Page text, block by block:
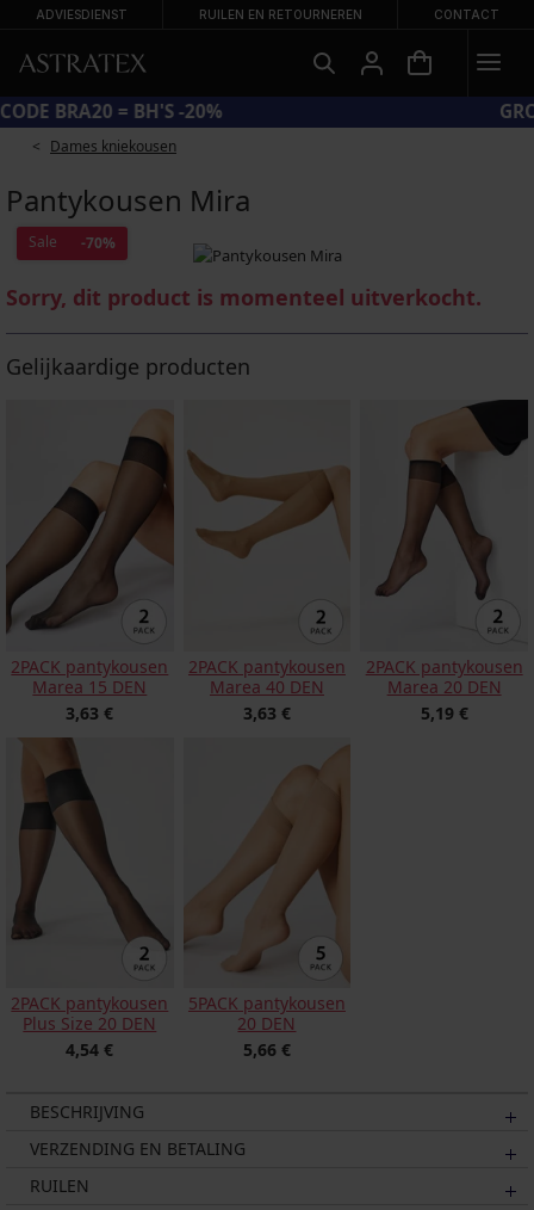
ADVIESDIENST RUILEN EN RETOURNEREN CONTACT
CODE BRA20 = BH'S -20%
Dames kniekousen
Pantykousen Mira
Sale -70%
Sorry, dit product is momenteel uitverkocht.
Gelijkaardige producten
2PACK pantykousen
Marea 15 DEN
3,63 €
2PACK pantykousen
Marea 40 DEN
3,63 €
2PACK pantykousen
Marea 20 DEN
5,19 €
2PACK pantykousen
Plus Size 20 DEN
4,54 €
5PACK pantykousen
20 DEN
5,66 €
BESCHRIJVING
VERZENDING EN BETALING
RUILEN